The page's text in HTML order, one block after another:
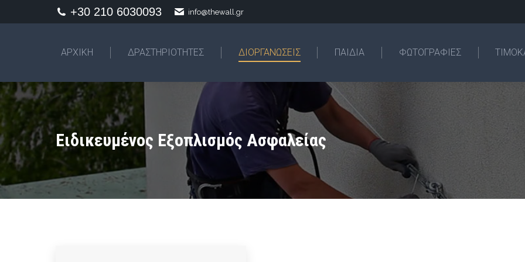
+30 210 6030093 info@thewall.gr
AΡΧΙΚΗ ΔΡΑΣΤΗΡΙΟΤΗΤΕΣ ΔΙΟΡΓΑΝΩΣΕΙΣ ΠΑΙΔΙΑ ΦΩΤΟΓΡΑΦΙΕΣ
Ειδικευμένος Εξοπλισμός Ασφαλείας
You are here: